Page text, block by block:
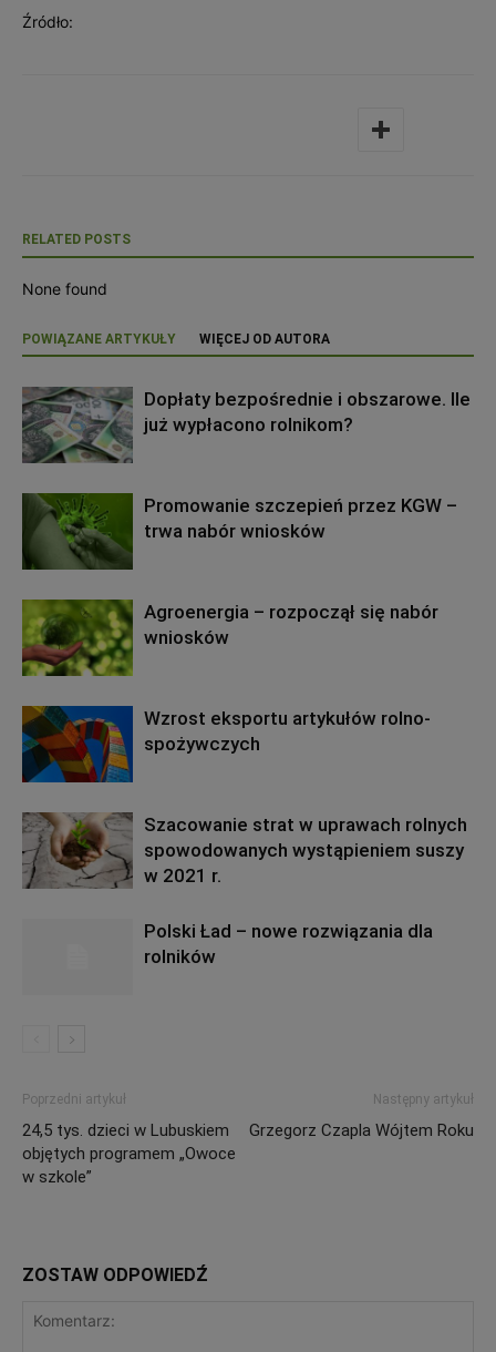
Źródło:
RELATED POSTS
None found
POWIĄZANE ARTYKUŁY WIĘCEJ OD AUTORA
Dopłaty bezpośrednie i obszarowe. Ile
już wypłacono rolnikom?
Promowanie szczepień przez KGW –
trwa nabór wniosków
Agroenergia – rozpoczął się nabór
wniosków
Wzrost eksportu artykułów rolno-
spożywczych
Szacowanie strat w uprawach rolnych
spowodowanych wystąpieniem suszy
w 2021 r.
Polski Ład – nowe rozwiązania dla
rolników
Poprzedni artykuł
24,5 tys. dzieci w Lubuskiem
objętych programem „Owoce
w szkole”
Następny artykuł
Grzegorz Czapla Wójtem Roku
ZOSTAW ODPOWIEDŹ